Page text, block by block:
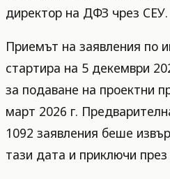
директор на ДФЗ чрез СЕУ.
Приемът на заявления по
стартира на 5 декември
за подаване на проектни
март 2026 г.
1092 заявления беше
тази дата и приключи